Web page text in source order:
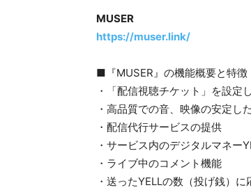
MUSER
https://muser.link/
■『MUSER』の機能概要と特徴
・「配信視聴チケット」を設定
・高品質での音、映像の安定し
・配信代行サービスの提供
・サービス内のデジタルマネー
・ライブ中のコメント機能
・送ったYELLの数（投げ銭）